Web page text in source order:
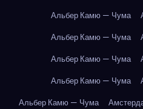
Альбер Камю — Чума
Альбер Камю — Чума
Альбер Камю — Чума
Альбер Камю — Чума
Альбер Камю — Чума